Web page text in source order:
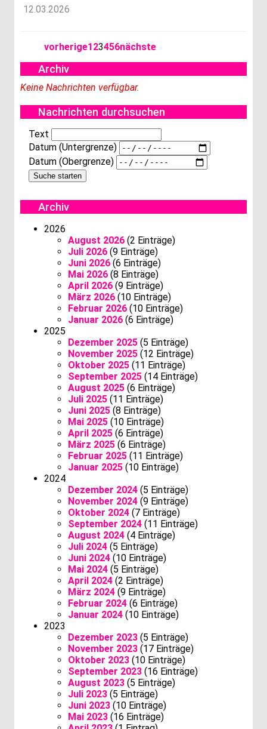
12.03.2026
vorherige1 23456nächste
Archiv
Keine Nachrichten verfügbar.
Nachrichten durchsuchen
Text
Datum (Untergrenze)
Datum (Obergrenze)
Archiv
2026
August 2026 (2 Einträge)
Juli 2026 (9 Einträge)
Juni 2026 (6 Einträge)
Mai 2026 (8 Einträge)
April 2026 (9 Einträge)
März 2026 (10 Einträge)
Februar 2026 (10 Einträge)
Januar 2026 (6 Einträge)
2025
Dezember 2025 (5 Einträge)
November 2025 (12 Einträge)
Oktober 2025 (11 Einträge)
September 2025 (14 Einträge)
August 2025 (6 Einträge)
Juli 2025 (11 Einträge)
Juni 2025 (8 Einträge)
Mai 2025 (10 Einträge)
April 2025 (6 Einträge)
März 2025 (6 Einträge)
Februar 2025 (11 Einträge)
Januar 2025 (10 Einträge)
2024
Dezember 2024 (5 Einträge)
November 2024 (9 Einträge)
Oktober 2024 (7 Einträge)
September 2024 (11 Einträge)
August 2024 (4 Einträge)
Juli 2024 (5 Einträge)
Juni 2024 (10 Einträge)
Mai 2024 (5 Einträge)
April 2024 (2 Einträge)
März 2024 (9 Einträge)
Februar 2024 (6 Einträge)
Januar 2024 (10 Einträge)
2023
Dezember 2023 (5 Einträge)
November 2023 (17 Einträge)
Oktober 2023 (10 Einträge)
September 2023 (16 Einträge)
August 2023 (5 Einträge)
Juli 2023 (5 Einträge)
Juni 2023 (10 Einträge)
Mai 2023 (16 Einträge)